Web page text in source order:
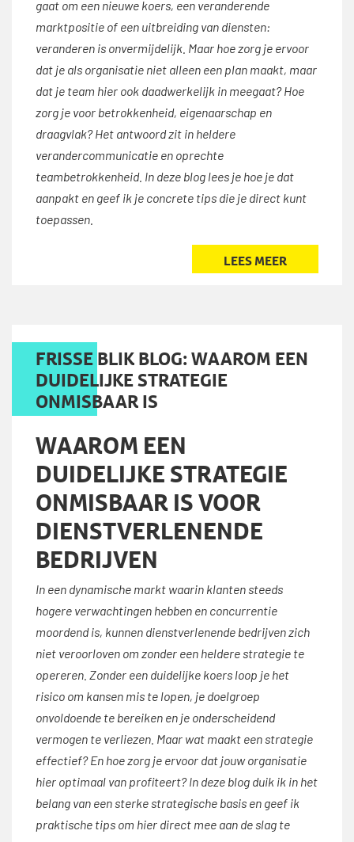
gaat om een nieuwe koers, een veranderende
marktpositie of een uitbreiding van diensten:
veranderen is onvermijdelijk. Maar hoe zorg je ervoor
dat je als organisatie niet alleen een plan maakt, maar
dat je team hier ook daadwerkelijk in meegaat? Hoe
zorg je voor betrokkenheid, eigenaarschap en
draagvlak? Het antwoord zit in heldere
verandercommunicatie en oprechte
teambetrokkenheid. In deze blog lees je hoe je dat
aanpakt en geef ik je concrete tips die je direct kunt
toepassen.
LEES MEER
FRISSE BLIK BLOG: WAAROM EEN
DUIDELIJKE STRATEGIE
ONMISBAAR IS
WAAROM EEN
DUIDELIJKE STRATEGIE
ONMISBAAR IS VOOR
DIENSTVERLENENDE
BEDRIJVEN
In een dynamische markt waarin klanten steeds
hogere verwachtingen hebben en concurrentie
moordend is, kunnen dienstverlenende bedrijven zich
niet veroorloven om zonder een heldere strategie te
opereren. Zonder een duidelijke koers loop je het
risico om kansen mis te lopen, je doelgroep
onvoldoende te bereiken en je onderscheidend
vermogen te verliezen. Maar wat maakt een strategie
effectief? En hoe zorg je ervoor dat jouw organisatie
hier optimaal van profiteert? In deze blog duik ik in het
belang van een sterke strategische basis en geef ik
praktische tips om hier direct mee aan de slag te